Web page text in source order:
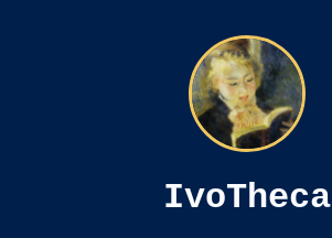
IvoTheca